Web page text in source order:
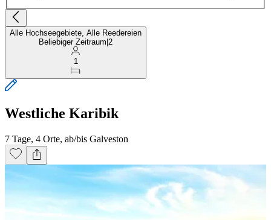
Alle Hochseegebiete, Alle Reedereien
Beliebiger Zeitraum 2
1
Westliche Karibik
7 Tage, 4 Orte, ab/bis Galveston